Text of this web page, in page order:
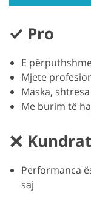
Pro
E
Mjete
Maska,
Me burim të
Kundrat
Performanca
saj